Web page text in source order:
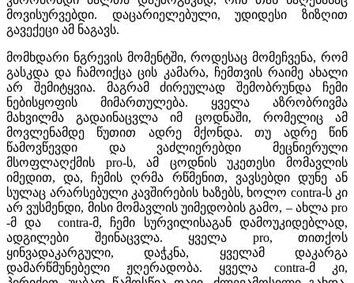
მოვისურვებდი. დაცარიელებული, უდიდესი ზიზღით
გავექეცი ამ ნაგავს.
მომხდარი ნგრევის მომენტში, როდესაც მომეჩვენა, რომ
გასკდა და ჩამოიქცა ცის კამარა, ჩემთვის რაიმე ახალი
არ შემიტყვია. მაგრამ ძირეულად შემობრუნდა ჩემი
ნებისყოფის მიმართულება. ყველა აზრობრივმა
მახვილმა გადაინაცვლა იმ ცოდნაში, რომელიც ამ
მოვლენამდე წუთით ადრე მქონდა. თუ ადრე წინ
წამოვწევდი და ვაძლიერებდი მეცნიერული
მსოფლაღქმის pro-ს, ამ ცოდნის უკეთესი მომავლის
იმედით, და, ჩემის ღრმა რწმენით, ვავსებდი დუნე ან
სულაც არარსებული კავშირების ხაზებს, ხოლო contra-ს კი
არ ვუსმენდი, მისი მომავლის უიმედობის გამო, – ახლა pro
-მ და contra-მ, ჩემი სურვილისაგან დამოუკიდებლად,
ადგილები შეინაცვლა. ყველა pro, თითქოს
ყინვადაკარგული, დაჭკნა, ყველამ დაკარგა
დამარწმუნებელი ჟღერადობა. ყველა contra-მ კი,